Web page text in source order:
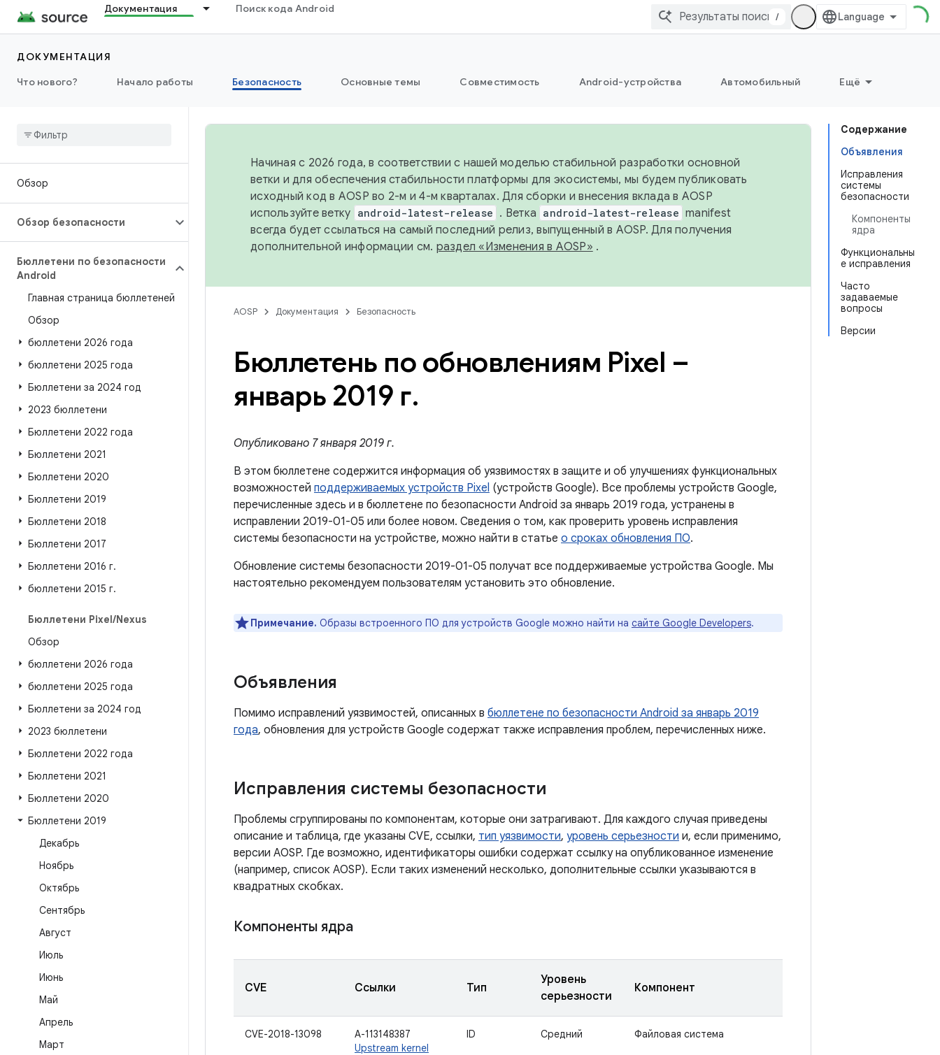
Документация Поиск кода Android
/
ДОКУМЕНТАЦИЯ
Что нового?
Начало работы Безопасность Основные темы Совместимость Android-устройства Автомобильный Ещё
Обзор
Обзор безопасности
Бюллетени по безопасности
Android
Главная страница бюллетеней
Обзор
бюллетени 2026 года
бюллетени 2025 года
Бюллетени за 2024 год
2023 бюллетени
Бюллетени 2022 года
Бюллетени 2021
Бюллетени 2020
Бюллетени 2019
Бюллетени 2018
Бюллетени 2017
Бюллетени 2016 г.
бюллетени 2015 г.
Бюллетени Pixel/Nexus
Обзор
бюллетени 2026 года
бюллетени 2025 года
Бюллетени за 2024 год
2023 бюллетени
Бюллетени 2022 года
Бюллетени 2021
Бюллетени 2020
Бюллетени 2019
Декабрь
Ноябрь
Октябрь
Сентябрь
Август
Июль
Июнь
Май
Апрель
Март
Содержание
Объявления
Исправления
системы
безопасности
Компоненты
ядра
Функциональны
е исправления
Часто
задаваемые
вопросы
Версии
Начиная с 2026 года, в соответствии с нашей моделью стабильной разработки основной
ветки и для обеспечения стабильности платформы для экосистемы, мы будем публиковать
исходный код в AOSP во 2-м и 4-м кварталах. Для сборки и внесения вклада в AOSP
используйте ветку android-latest-release . Ветка android-latest-release manifest
всегда будет ссылаться на самый последний релиз, выпущенный в AOSP. Для получения
дополнительной информации см. раздел «Изменения в AOSP» .
AOSP Документация Безопасность
Бюллетень по обновлениям Pixel –
январь 2019 г.
Опубликовано 7 января 2019 г.
В этом бюллетене содержится информация об уязвимостях в защите и об улучшениях функциональных
возможностей поддерживаемых устройств Pixel (устройств Google). Все проблемы устройств Google,
перечисленные здесь и в бюллетене по безопасности Android за январь 2019 года, устранены в
исправлении 2019-01-05 или более новом. Сведения о том, как проверить уровень исправления
системы безопасности на устройстве, можно найти в статье о сроках обновления ПО.
Обновление системы безопасности 2019-01-05 получат все поддерживаемые устройства Google. Мы
настоятельно рекомендуем пользователям установить это обновление.
Примечание. Образы встроенного ПО для устройств Google можно найти на сайте Google Developers.
Объявления
Помимо исправлений уязвимостей, описанных в бюллетене по безопасности Android за январь 2019
года, обновления для устройств Google содержат также исправления проблем, перечисленных ниже.
Исправления системы безопасности
Проблемы сгруппированы по компонентам, которые они затрагивают. Для каждого случая приведены
описание и таблица, где указаны CVE, ссылки, тип уязвимости, уровень серьезности и, если применимо,
версии AOSP. Где возможно, идентификаторы ошибки содержат ссылку на опубликованное изменение
(например, список AOSP). Если таких изменений несколько, дополнительные ссылки указываются в
квадратных скобках.
Компоненты ядра
CVE Ссылки Тип
Уровень
серьезности
Компонент
CVE-2018-13098
A-113148387
Upstream kernel
ID Средний Файловая система